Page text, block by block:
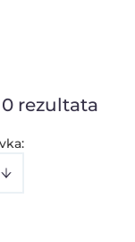
rezultata